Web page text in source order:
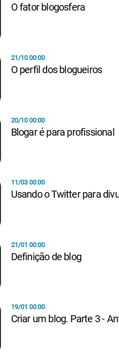
O fator blogosfera
21/10 00:00
O perfil dos blogueiros
20/10 00:00
Blogar é para profissional
11/03 00:00
Usando o Twitter para
21/01 00:00
Definição de blog
19/01 00:00
Criar um blog. Parte 3 -